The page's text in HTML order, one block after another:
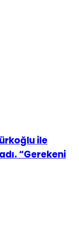
ile
“Gerekeni